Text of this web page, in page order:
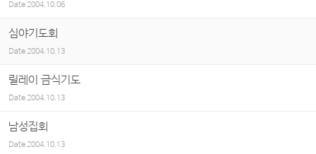
Date2004.10.06
심야기도회
Date 2004.10.13
릴레이 금식기도
Date2004.10.13
남성집회
Date2004.10.13